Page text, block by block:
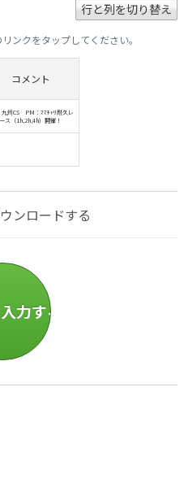
行と列を切り替え
ンクをタップしてください。
コメント
九州CS PM：ﾏﾏﾁｬﾘ耐久レ
ース（1h,2h,4h）開催！
ンロードする